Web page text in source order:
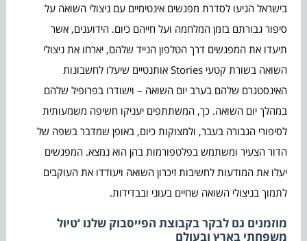
בישראל הגיעו לסדרת מפגשים אינטימיים עם ניצולי השואה על
סיפור גבורתם בזמן המלחמה ועל חייהם כיום. הידוענים, אשר
תיעדו את המפגשים דרך הטלפון הנייד שלהם, יארחו את ניצולי
השואה בשורת קטעי Stories אותנטיים שיעלו לחשבונות
האינסטגרם שלהם בערב יום השואה – וישודרו בפרופיל שלהם
במהלך יום השואה. כך, המשתתפים יעניקו חשיפה משמעותית
לסיפורי הגבורה בעבר, ולמצוקות כיום, באופן שמדבר בשפה של
הדור הצעיר ומשתמש בפלטפורמות בהן הוא נמצא. המפגשים
יעלו את המודעות לחשיבות זיכרון השואה ויעודדו את העוקבים
לתמוך בניצולי השואה שחיים בעוני ובבדידות.
מוזמנים גם לבקר בקבוצת הפייסבוק שלנו ‘טיול
משפחתי בארץ ובעולם